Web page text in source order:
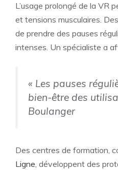
L’usage prolongé de la VR
et tensions musculaires.
de prendre des pauses
intenses. Un spécialiste a
« Les pauses
bien-être des
Boulanger
Des centres de formation,
Ligne, développent des